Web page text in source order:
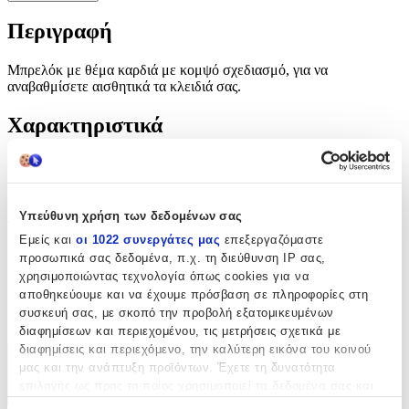
Υπεύθυνη χρήση των δεδομένων σας
Εμείς και οι 1022 συνεργάτες μας επεξεργαζόμαστε
προσωπικά σας δεδομένα, π.χ. τη διεύθυνση IP σας,
χρησιμοποιώντας τεχνολογία όπως cookies για να
αποθηκεύουμε και να έχουμε πρόσβαση σε πληροφορίες στη
συσκευή σας, με σκοπό την προβολή εξατομικευμένων
διαφημίσεων και περιεχομένου, τις μετρήσεις σχετικά με
διαφημίσεις και περιεχόμενο, την καλύτερη εικόνα του κοινού
μας και την ανάπτυξη προϊόντων. Έχετε τη δυνατότητα
Περιγραφή
Μπρελόκ με θέμα καρδιά με κομψό σχεδιασμό, για να
αναβαθμίσετε αισθητικά τα κλειδιά σας.
Χαρακτηριστικά
Θέμα:
Μπρελόκ
Κατασκευαστής
OEM
Χαρακτηριστικά
+